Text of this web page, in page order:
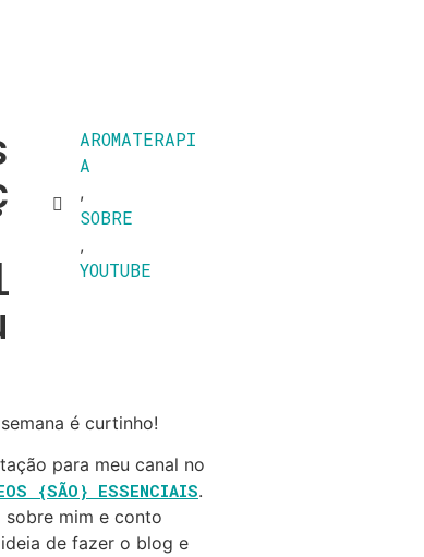
AROMATERAPI
A
,
SOBRE
,
YOUTUBE
é curtinho!
para meu canal no
{SÃO} ESSENCIAIS.
sobre mim e conto
de fazer o blog e